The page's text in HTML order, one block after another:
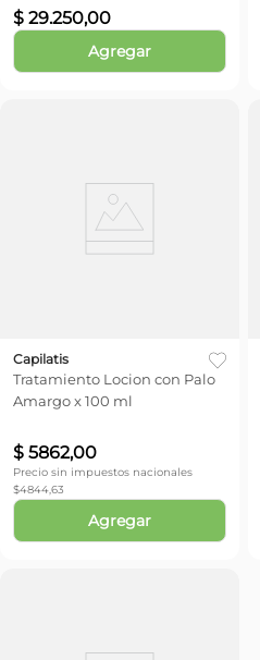
$ 29.250,00
Agregar
Capilatis
Tratamiento Locion con Palo
Amargo x 100 ml
$ 5862,00
Precio sin impuestos nacionales
$4844,63
Agregar